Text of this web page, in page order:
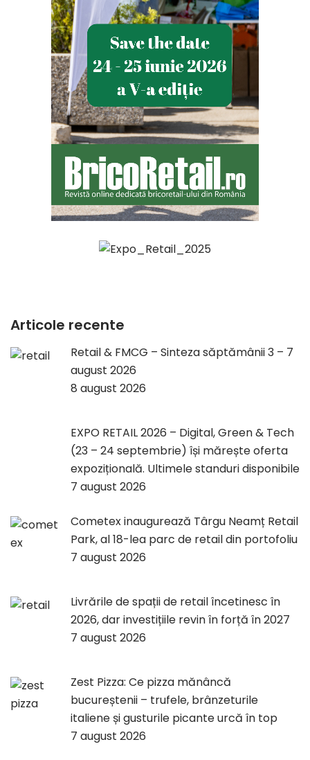
Articole recente
Retail & FMCG – Sinteza săptămânii 3 – 7
august 2026
8 august 2026
EXPO RETAIL 2026 – Digital, Green & Tech
(23 – 24 septembrie) își mărește oferta
expozițională. Ultimele standuri disponibile
7 august 2026
Cometex inaugurează Târgu Neamț Retail
Park, al 18-lea parc de retail din portofoliu
7 august 2026
Livrările de spații de retail încetinesc în
2026, dar investițiile revin în forță în 2027
7 august 2026
Zest Pizza: Ce pizza mănâncă
bucureștenii – trufele, brânzeturile
italiene și gusturile picante urcă în top
7 august 2026